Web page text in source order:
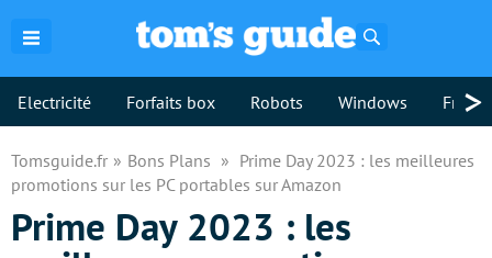
Electricité Forfaits box Robots Windows >
Tomsguide.fr Bons Plans
Prime Day 2023 : les meilleures
promotions sur les PC portables sur Amazon
Prime Day 2023 : les